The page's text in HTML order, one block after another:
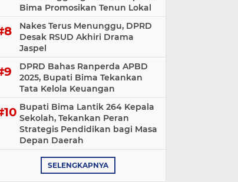
Bima Promosikan Tenun Lokal
Nakes Terus Menunggu, DPRD
Desak RSUD Akhiri Drama
Jaspel
DPRD Bahas Ranperda APBD
2025, Bupati Bima Tekankan
Tata Kelola Keuangan
Bupati Bima Lantik 264 Kepala
Sekolah, Tekankan Peran
Strategis Pendidikan bagi Masa
Depan Daerah
SELENGKAPNYA